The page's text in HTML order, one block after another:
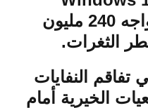
الأمنية في أكتوبر، سيواجه 240 مليون
الثغرات.
النفايات
الخيرية أمام